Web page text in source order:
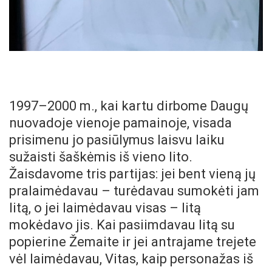
1997–2000 m., kai kartu dirbome Daugų
nuovadoje vienoje pamainoje, visada
prisimenu jo pasiūlymus laisvu laiku
sužaisti šaškėmis iš vieno lito.
Žaisdavome tris partijas: jei bent vieną jų
pralaimėdavau – turėdavau sumokėti jam
litą, o jei laimėdavau visas – litą
mokėdavo jis. Kai pasiimdavau litą su
popierine Žemaite ir jei antrajame trejete
vėl laimėdavau, Vitas, kaip personažas iš